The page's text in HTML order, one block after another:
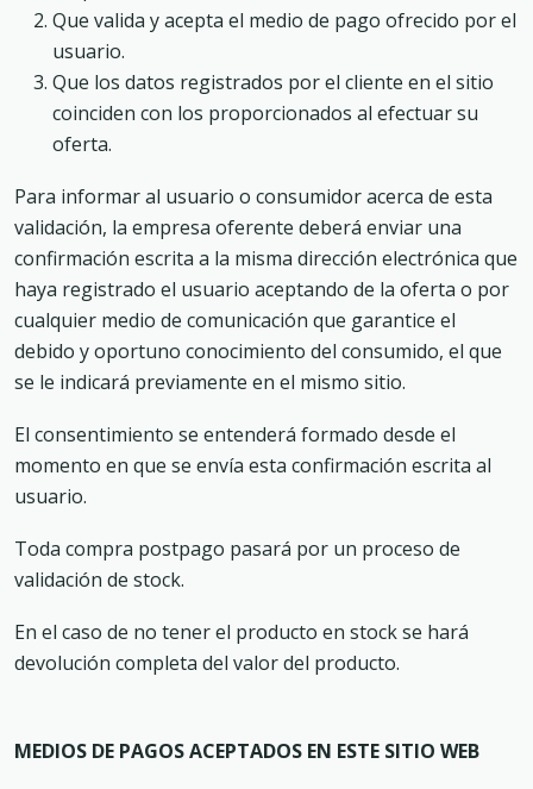
Que valida y acepta el medio de pago ofrecido por el
usuario.
Que los datos registrados por el cliente en el sitio
coinciden con los proporcionados al efectuar su
oferta.
Para informar al usuario o consumidor acerca de esta
validación, la empresa oferente deberá enviar una
confirmación escrita a la misma dirección electrónica que
haya registrado el usuario aceptando de la oferta o por
cualquier medio de comunicación que garantice el
debido y oportuno conocimiento del consumido, el que
se le indicará previamente en el mismo sitio.
El consentimiento se entenderá formado desde el
momento en que se envía esta confirmación escrita al
usuario.
Toda compra postpago pasará por un proceso de
validación de stock.
En el caso de no tener el producto en stock se hará
devolución completa del valor del producto.
MEDIOS DE PAGOS ACEPTADOS EN ESTE SITIO WEB